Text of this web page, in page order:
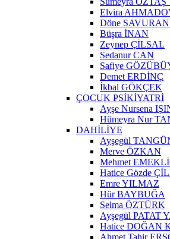
Elvira
Döne
Büşra İNAN
Zeynep ÇİLSAL
Sedanur CAN
Safiye
Demet ERDİNÇ
İkbal GÖKÇEK
ÇOCUK PSİKİYATRİ
Ayşe Nursena
Hümeyra Nur
DAHİLİYE
Ayşegül
Merve ÖZKAN
Mehmet
Hatice Gözde
Emre YILMAZ
Hür BAYBUĞA
Selma ÖZTÜRK
Ayşegül PATAT
Hatice DOĞAN
Ahmet Tahir